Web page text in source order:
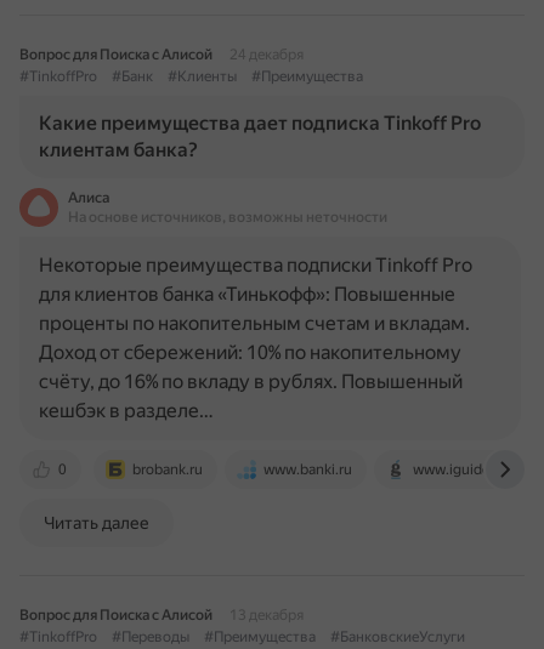
Вопрос для Поиска с Алисой
24 декабря
#TinkoffPro
#Банк #Клиенты #Преимущества
Какие преимущества дает подписка Tinkoff Pro
клиентам банка?
Алиса
На основе источников, возможны неточности
0 brobank.ru www.banki.ru www.iguides.ru
Некоторые преимущества подписки Tinkoff Pro
для клиентов банка «Тинькофф»: Повышенные
проценты по накопительным счетам и вкладам.
Доход от сбережений: 10% по накопительному
счёту, до 16% по вкладу в рублях. Повышенный
кешбэк в разделе…
Читать далее
Вопрос для Поиска с Алисой
13 декабря
#TinkoffPro
#Переводы #Преимущества
#БанковскиеУслуги